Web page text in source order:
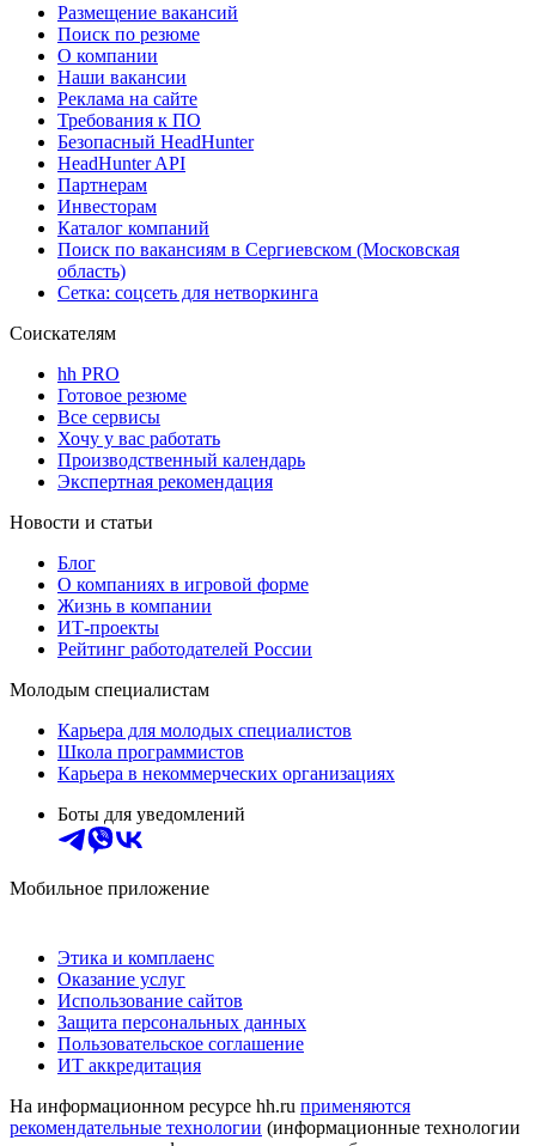
Размещение вакансий
Поиск по резюме
О компании
Наши вакансии
Реклама на сайте
Требования к ПО
Безопасный HeadHunter
HeadHunter API
Партнерам
Инвесторам
Каталог компаний
Поиск по вакансиям в Сергиевском (Московская
область)
Сетка: соцсеть для нетворкинга
Соискателям
hh PRO
Готовое резюме
Все сервисы
Хочу у вас работать
Производственный календарь
Экспертная рекомендация
Новости и статьи
Блог
О компаниях в игровой форме
Жизнь в компании
ИТ-проекты
Рейтинг работодателей России
Молодым специалистам
Карьера для молодых специалистов
Школа программистов
Карьера в некоммерческих организациях
Боты для уведомлений
Мобильное приложение
Этика и комплаенс
Оказание услуг
Использование сайтов
Защита персональных данных
Пользовательское соглашение
ИТ аккредитация
На информационном ресурсе hh.ru применяются
рекомендательные технологии (информационные технологии